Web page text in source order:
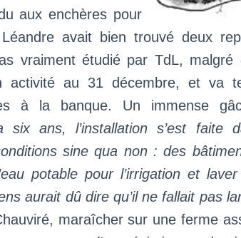
aux enchères pour
avait bien trouvé deux
vraiment étudié par TdL, malgré
au 31 décembre, et va
à la banque. Un immense
ans, l’installation s’est faite
sine qua non : des
potable pour l’irrigation et
aurait dû dire qu’il ne fallait pas
maraîcher sur une ferme